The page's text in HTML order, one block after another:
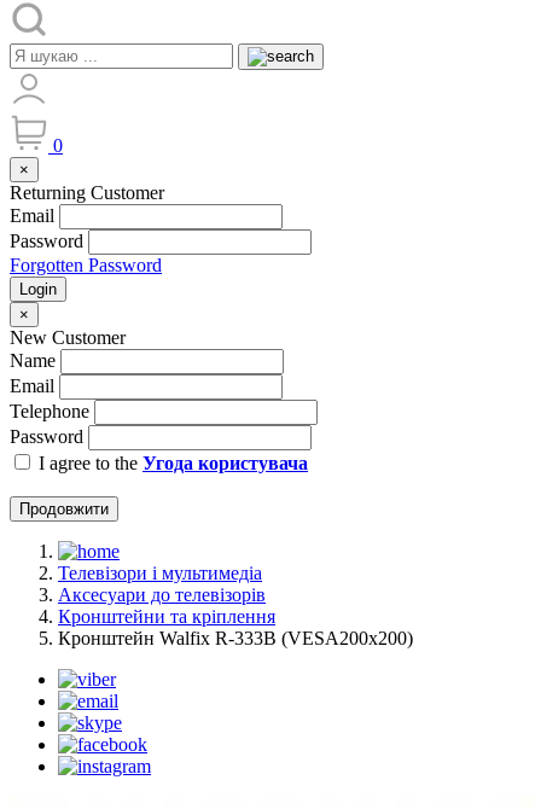
0
×
Returning Customer
Email
Password
Forgotten Password
Login
×
New Customer
Name
Email
Telephone
Password
I agree to the Угода користувача
Продовжити
Телевізори і мультимедіа
Аксесуари до телевізорів
Кронштейни та кріплення
Кронштейн Walfix R-333B (VESA200х200)